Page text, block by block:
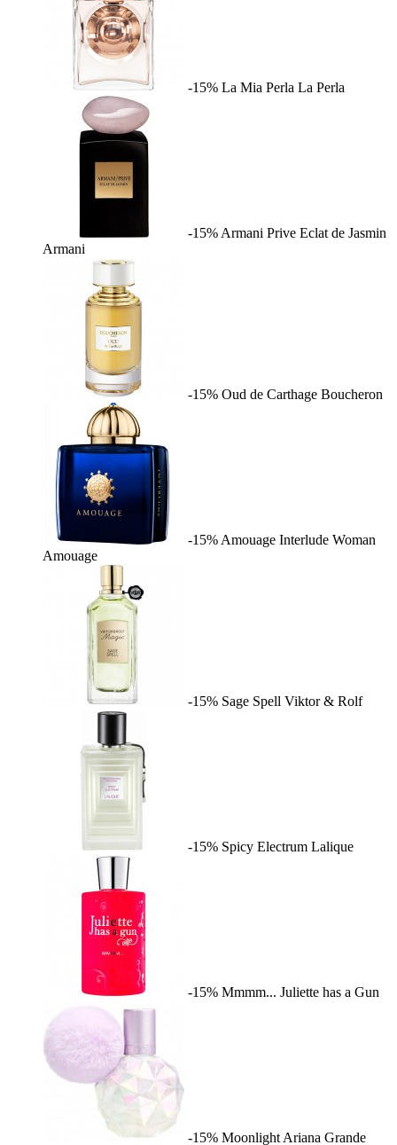
-15% La Mia Perla La Perla
-15% Armani Prive Eclat de Jasmin
Armani
-15% Oud de Carthage Boucheron
-15% Amouage Interlude Woman
Amouage
-15% Sage Spell Viktor & Rolf
-15% Spicy Electrum Lalique
-15% Mmmm... Juliette has a Gun
-15% Moonlight Ariana Grande